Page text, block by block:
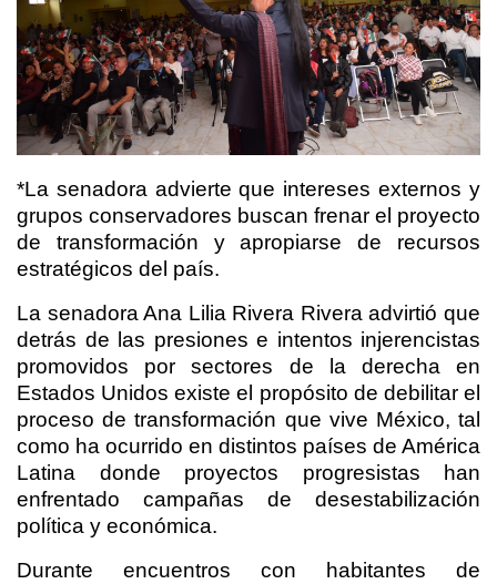
*La senadora advierte que intereses externos y
grupos conservadores buscan frenar el proyecto
de transformación y apropiarse de recursos
estratégicos del país.
La senadora Ana Lilia Rivera Rivera advirtió que
detrás de las presiones e intentos injerencistas
promovidos por sectores de la derecha en
Estados Unidos existe el propósito de debilitar el
proceso de transformación que vive México, tal
como ha ocurrido en distintos países de América
Latina donde proyectos progresistas han
enfrentado campañas de desestabilización
política y económica.
Durante encuentros con habitantes de